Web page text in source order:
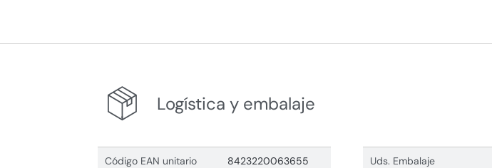
Logística y embalaje
Código EAN unitario 8423220063655 Uds. Embalaje